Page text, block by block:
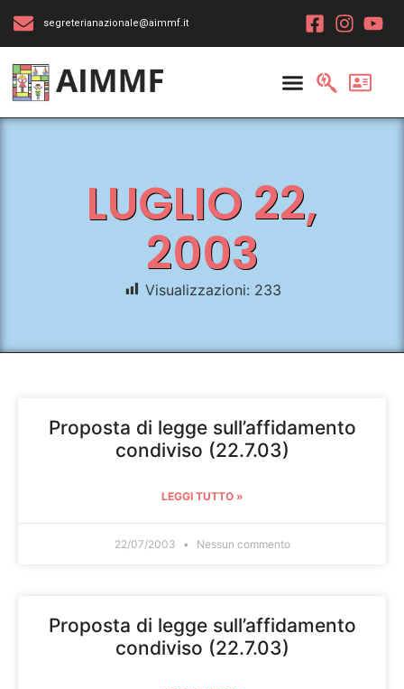
segreterianazionale@aimmf.it
LUGLIO 22,
2003
Visualizzazioni: 233
Proposta di legge sull’affidamento
condiviso (22.7.03)
LEGGI TUTTO »
22/07/2003 Nessun commento
Proposta di legge sull’affidamento
condiviso (22.7.03)